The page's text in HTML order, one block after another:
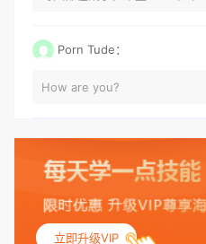
Porn Tude：
How are you?
立即升级VIP